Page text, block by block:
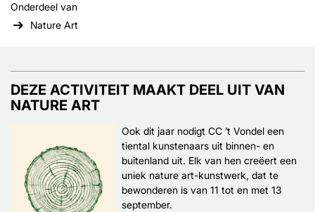
Onderdeel van
Nature Art
DEZE ACTIVITEIT MAAKT DEEL UIT VAN
NATURE ART
Ook dit jaar nodigt CC ’t Vondel een
tiental kunstenaars uit binnen- en
buitenland uit. Elk van hen creëert een
uniek nature art-kunstwerk, dat te
bewonderen is van 11 tot en met 13
september.